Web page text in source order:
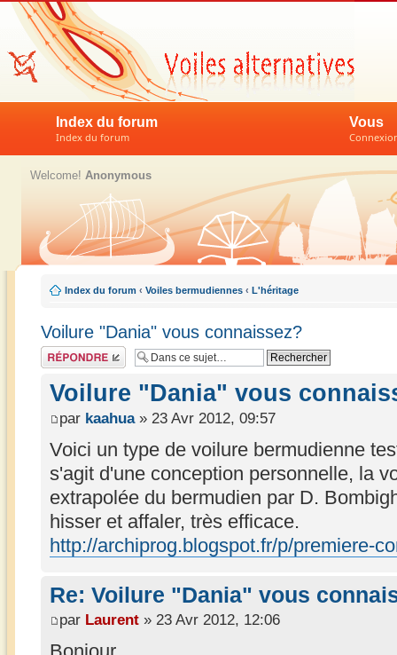
Index du forum
Index du forum
Vous
Welcome! Anonymous
Index du forum ‹ Voiles bermudiennes ‹ L'héritage
Voilure "Dania" vous connaissez?
Répondre
Voilure "Dania" vous
par kaahua» 23 Avr 2012, 09:57
Voici un type de voilure bermudienne
s'agit d'une conception personnelle, la
extrapolée du bermudien par D.
hisser et affaler, très efficace.
http://archiprog.blogspot.fr/p/premiere-
Re: Voilure "Dania" vous
par Laurent » 23 Avr 2012, 12:06